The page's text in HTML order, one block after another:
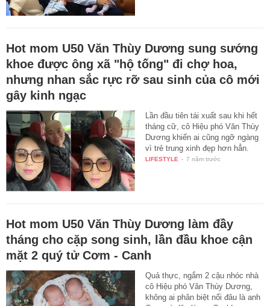
Hot mom U50 Văn Thùy Dương sung sướng
khoe được ông xã "hộ tống" đi chợ hoa,
nhưng nhan sắc rực rỡ sau sinh của cô mới
gây kinh ngạc
Lần đầu tiên tái xuất sau khi hết
tháng cữ, cô Hiệu phó Văn Thùy
Dương khiến ai cũng ngỡ ngàng
vì trẻ trung xinh đẹp hơn hẳn.
LIFESTYLE - 7 năm trước
Hot mom U50 Văn Thùy Dương làm đầy
tháng cho cặp song sinh, lần đầu khoe cận
mặt 2 quý tử Cơm - Canh
Quả thực, ngắm 2 cậu nhóc nhà
cô Hiệu phó Văn Thùy Dương,
không ai phân biệt nổi đâu là anh